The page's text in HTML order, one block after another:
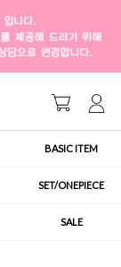
BASIC ITEM
SET/ONEPIECE
SALE